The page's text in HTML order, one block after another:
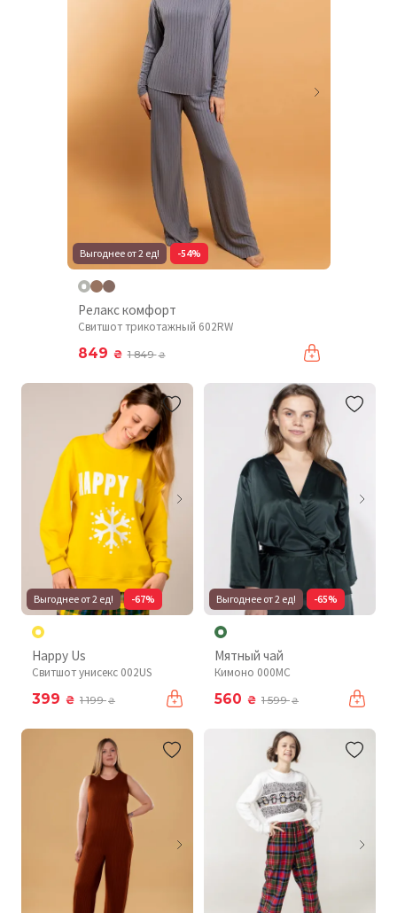
Выгоднее от 2 ед! -54%
Релакс комфорт
Свитшот трикотажный 602RW
849 ₴ 1 849₴
Выгоднее от 2 ед! -67%
Happy Us
Свитшот унисекс 002US
399 ₴ 1 199₴
Выгоднее от 2 ед! -65%
Мятный чай
Кимоно 000MC
560 ₴ 1 599₴